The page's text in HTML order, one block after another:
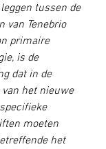
tussen de
van Tenebrio
primaire
is de
dat in de
het nieuwe
moeten
het